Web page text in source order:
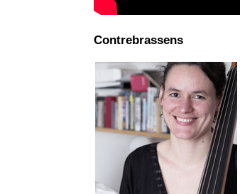
Contrebrassens